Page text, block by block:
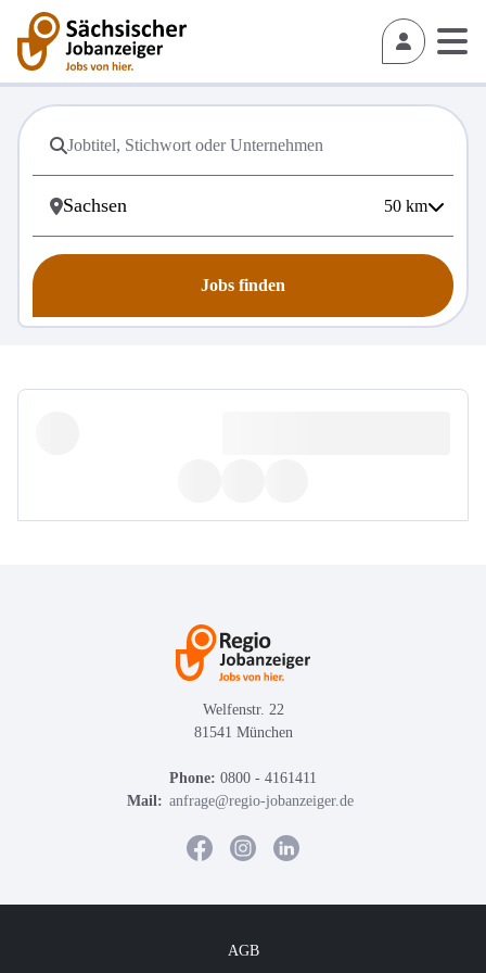
50 km
Jobs finden
Welfenstr. 22
81541 München
Phone: 0800 - 4161411
Mail: anfrage@regio-jobanzeiger.de
AGB